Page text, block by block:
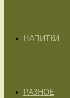
НАПИТКИ
РАЗНОЕ